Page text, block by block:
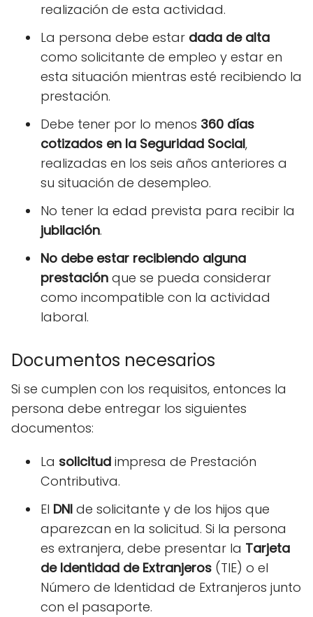
realización de esta actividad.
La persona debe estar dada de alta
como solicitante de empleo y estar en
esta situación mientras esté recibiendo la
prestación.
Debe tener por lo menos 360 días
cotizados en la Seguridad Social,
realizadas en los seis años anteriores a
su situación de desempleo.
No tener la edad prevista para recibir la
jubilación.
No debe estar recibiendo alguna
prestación que se pueda considerar
como incompatible con la actividad
laboral.
Documentos necesarios
Si se cumplen con los requisitos, entonces la
persona debe entregar los siguientes
documentos:
La solicitud impresa de Prestación
Contributiva.
El DNI de solicitante y de los hijos que
aparezcan en la solicitud. Si la persona
es extranjera, debe presentar la Tarjeta
de Identidad de Extranjeros (TIE) o el
Número de Identidad de Extranjeros junto
con el pasaporte.